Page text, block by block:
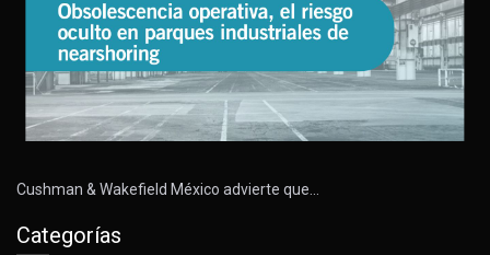
Cushman & Wakefield México advierte que…
Categorías